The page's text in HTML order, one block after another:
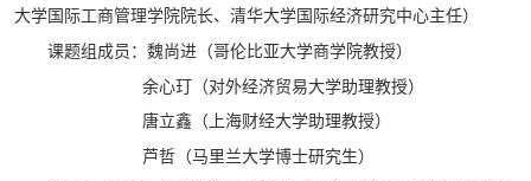
大学国际工商管理学院院长、清华大学国际经济研究中心主任）
课题组成员：魏尚进（哥伦比亚大学商学院教授）
余心玎（对外经济贸易大学助理教授）
唐立鑫（上海财经大学助理教授）
芦哲（马里兰大学博士研究生）